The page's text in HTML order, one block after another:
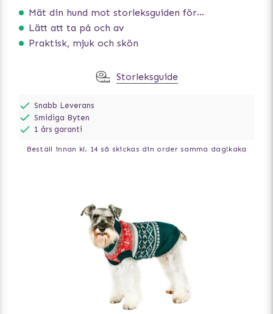
Mät din hund mot storleksguiden för att få rätt storlek
Lätt att ta på och av
Praktisk, mjuk och skön
Storleksguide
Snabb Leverans
Smidiga Byten
1 års garanti
Beställ innan kl. 14 så skickas din order samma dag!kaka